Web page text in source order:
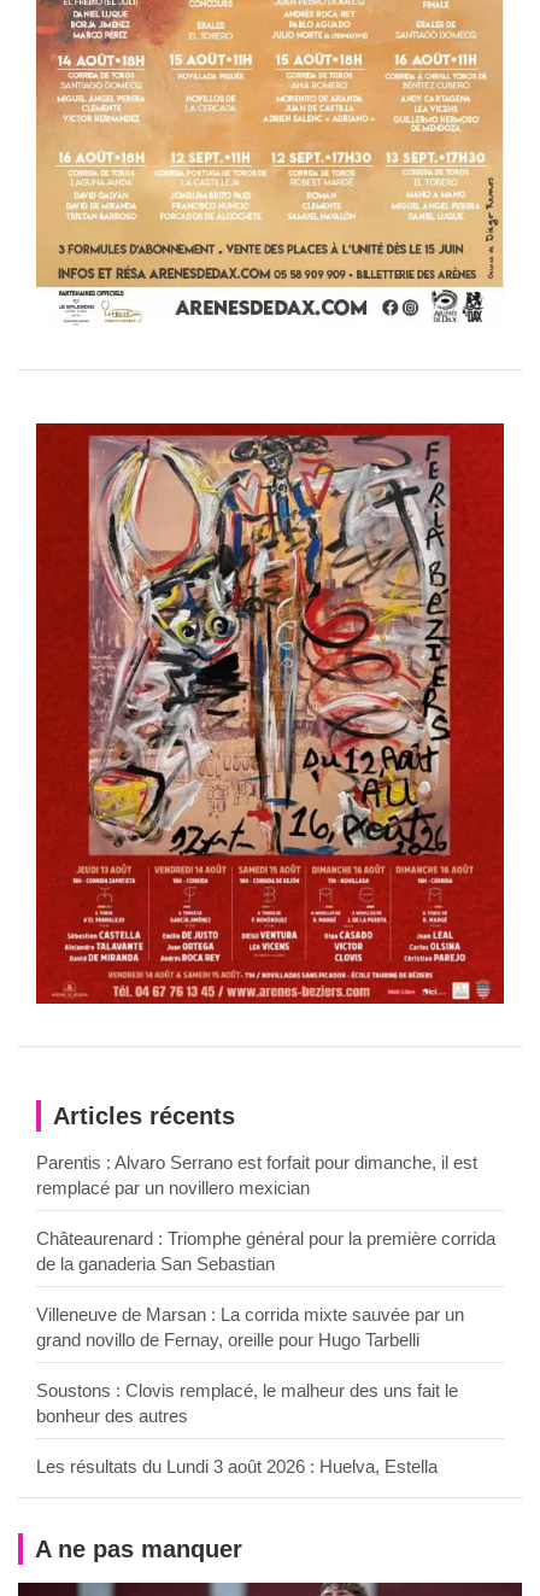
Articles récents
Parentis : Alvaro Serrano est forfait pour dimanche, il est
remplacé par un novillero mexician
Châteaurenard : Triomphe général pour la première corrida
de la ganaderia San Sebastian
Villeneuve de Marsan : La corrida mixte sauvée par un
grand novillo de Fernay, oreille pour Hugo Tarbelli
Soustons : Clovis remplacé, le malheur des uns fait le
bonheur des autres
Les résultats du Lundi 3 août 2026 : Huelva, Estella
A ne pas manquer